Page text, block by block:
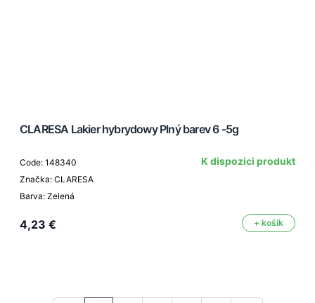
CLARESA Lakier hybrydowy Plný barev 6 -5g
Code: 148340
Značka: CLARESA
Barva: Zelená
K dispozici produkt
4,23 € + košík